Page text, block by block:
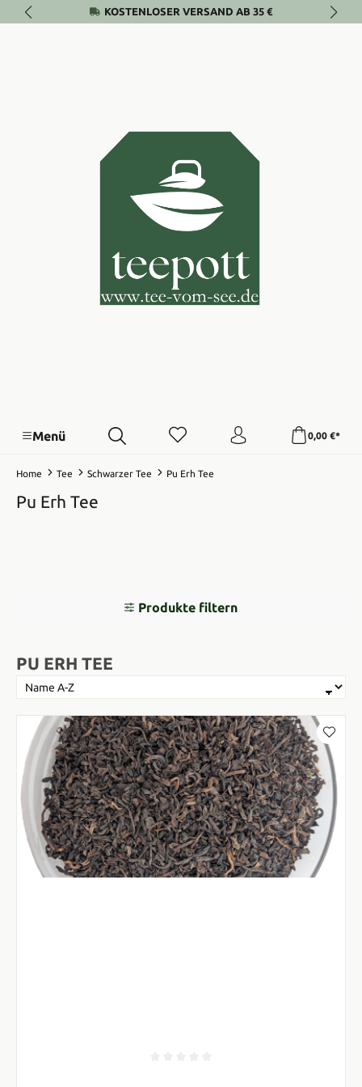
Zum Hauptinhalt springenKOSTENLOSER VERSAND AB 35 €
Menü 0,00 €*
Home Tee Schwarzer Tee Pu Erh Tee
Pu Erh Tee
Produkte filtern
PU ERH TEE